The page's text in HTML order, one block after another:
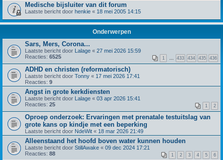
Medische bijsluiter van dit forum
Laatste bericht door henkie « 18 mei 2005 14:15
Onderwerpen
Sars, Mers, Corona...
Laatste bericht door Lalage « 27 mei 2026 15:59
Reacties: 6525 1 433 434 435 436
ADHD en christen (reformatorisch)
Laatste bericht door Tonny « 17 mei 2026 17:41
Reacties: 9
Angst in grote kerkdiensten
Laatste bericht door Lalage « 03 apr 2026 15:41
Reacties: 25 1 2
Oproep onderzoek: Ervaringen met prenatale testuitslag van
grote kans op kindje met een beperking
Laatste bericht door NdeWit « 18 mar 2026 21:49
Alleenstaand het hoofd boven water kunnen houden
Laatste bericht door StillAwake « 09 dec 2024 17:21
Reacties: 88 1 2 3 4 5 6